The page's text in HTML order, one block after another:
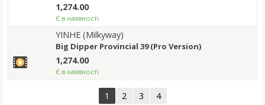
1,274.00
Є в наявності
YINHE (Milkyway)
Big Dipper Provincial 39 (Pro Version)
1,274.00
Є в наявності
1 2 3 4